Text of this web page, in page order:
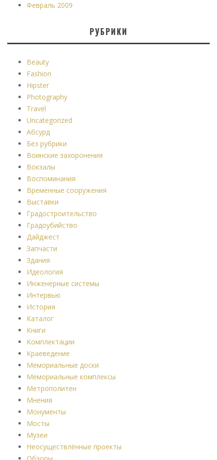
Февраль 2009
РУБРИКИ
Beauty
Fashion
Hipster
Photography
Travel
Uncategorized
Абсурд
Без рубрики
Воинские захоронения
Вокзалы
Воспоминания
Временные сооружения
Выставки
Градостроительство
Градоубийство
Дайджест
Запчасти
Здания
Идеология
Инженерные системы
Интервью
История
Каталог
Книги
Комплектации
Краеведение
Мемориальные доски
Мемориальные комплексы
Метрополитен
Мнения
Монументы
Мосты
Музеи
Неосуществлённые проекты